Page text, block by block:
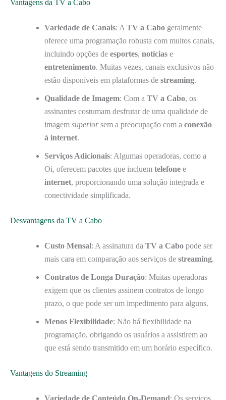
Vantagens da TV a Cabo
Variedade de Canais: A TV a Cabo geralmente
oferece uma programação robusta com muitos canais,
incluindo opções de esportes, notícias e
entretenimento. Muitas vezes, canais exclusivos não
estão disponíveis em plataformas de streaming.
Qualidade de Imagem: Com a TV a Cabo, os
assinantes costumam desfrutar de uma qualidade de
imagem superiorsem a preocupação com a conexão
à internet.
Serviços Adicionais: Algumas operadoras, como a
Oi, oferecem pacotes que incluem telefone e
internet, proporcionando uma solução integrada e
conectividade simplificada.
Desvantagens da TV a Cabo
Custo Mensal: A assinatura da TV a Cabo pode ser
mais cara em comparação aos serviços de streaming.
Contratos de Longa Duração: Muitas operadoras
exigem que os clientes assinem contratos de longo
prazo, o que pode ser um impedimento para alguns.
Menos Flexibilidade: Não há flexibilidade na
programação, obrigando os usuários a assistirem ao
que está sendo transmitido em um horário específico.
Vantagens do Streaming
Variedade de Conteúdo On-Demand: Os serviços